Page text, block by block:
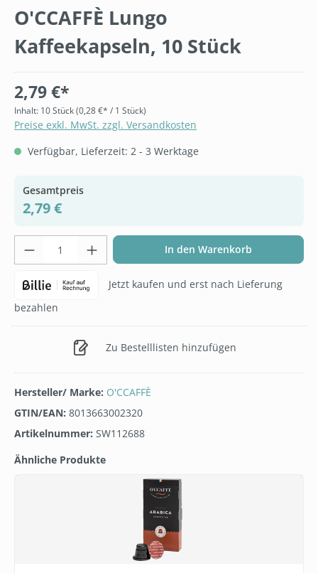
O'CCAFFÈ Lungo
Kaffeekapseln, 10 Stück
2,79 €*
Inhalt: 10 Stück(0,28 €* / 1 Stück)
Preise exkl. MwSt. zzgl. Versandkosten
Verfügbar, Lieferzeit: 2 - 3 Werktage
Gesamtpreis
2,79 €
Produkt Anzahl: Gib den gewünschten
In den Warenkorb
Jetzt kaufen und erst nach Lieferung
bezahlen
Zu Bestelllisten hinzufügen
Hersteller/ Marke: O'CCAFFÈ
GTIN/EAN: 8013663002320
Artikelnummer: SW112688
Ähnliche Produkte
Produktgalerie überspringen